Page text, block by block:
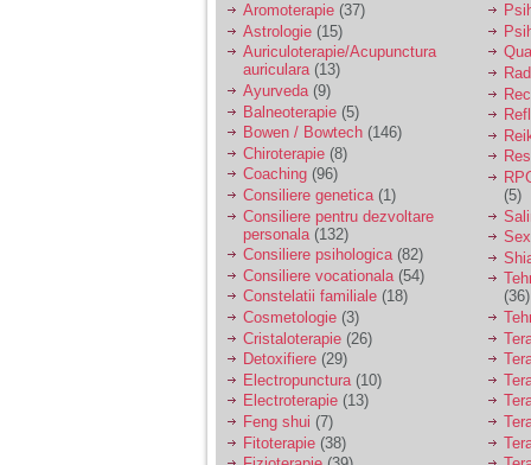
Sunt casatorita, am
31 de ani si un copil in
varsta de 2 ani care
mi-e lumina ochilor.
De ceva timp simt ca
mi s-a adunat
oboseala, o oboseala
cronica de care nu pot
scapa si simt ca din
cauza ei nu pot
controla nervii si
cateodata are copilul
de suferit.
Am o bariera peste
care nu pot trece:
prietena mea a ramas
insarcinata cu o fata.
Am fost de comun
acord sa facem un
copil, cu gandul ca e
baiat.
Aromoterapie (37)
Astrologie (15)
Auriculoterapie/Acupunctura
auriculara(13)
Ayurveda(9)
Balneoterapie (5)
Bowen / Bowtech (146)
Chiroterapie (8)
Coaching (96)
Consiliere genetica(1)
Consiliere pentru dezvoltare
personala (132)
Consiliere psihologica(82)
Consiliere vocationala (54)
Constelatii familiale (18)
Cosmetologie (3)
Cristaloterapie (26)
Detoxifiere (29)
Electropunctura (10)
Electroterapie (13)
Feng shui (7)
Fitoterapie (38)
(5)
(36)